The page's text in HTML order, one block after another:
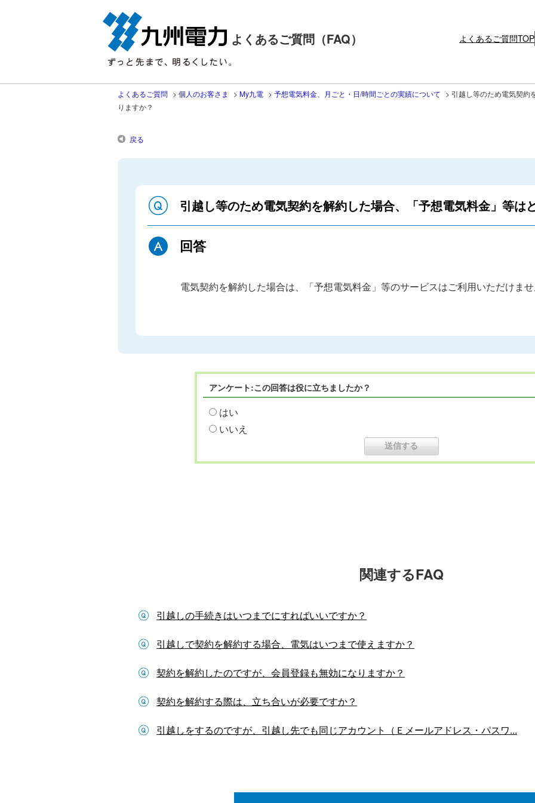
よくあるご質問（FAQ） よくあるご質問TOP
よくあるご質問 > 個人のお客さま > My九電 > 予想電気料金、月ごと・日/時間ごとの実績について > 引越し等のため電気契約
りますか？
戻る
引越し等のため電気契約を解約した場合、「予想電気料金」等は
回答
電気契約を解約した場合は、「予想電気料金」等のサービスはご利用いただけま
アンケート:この回答は役に立ちましたか？
はい
いいえ
関連するFAQ
引越しの手続きはいつまでにすればいいですか？
引越しで契約を解約する場合、電気はいつまで使えますか？
契約を解約したのですが、会員登録も無効になりますか？
契約を解約する際は、立ち合いが必要ですか？
引越しをするのですが、引越し先でも同じアカウント（Ｅメールアドレス・パスワ...